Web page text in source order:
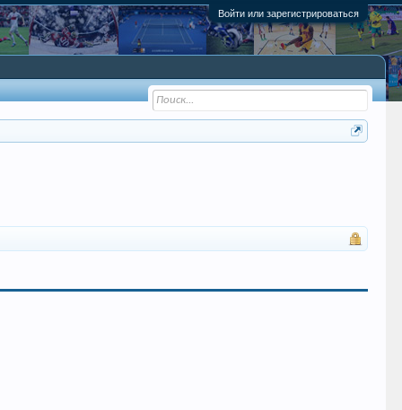
Войти или зарегистрироваться